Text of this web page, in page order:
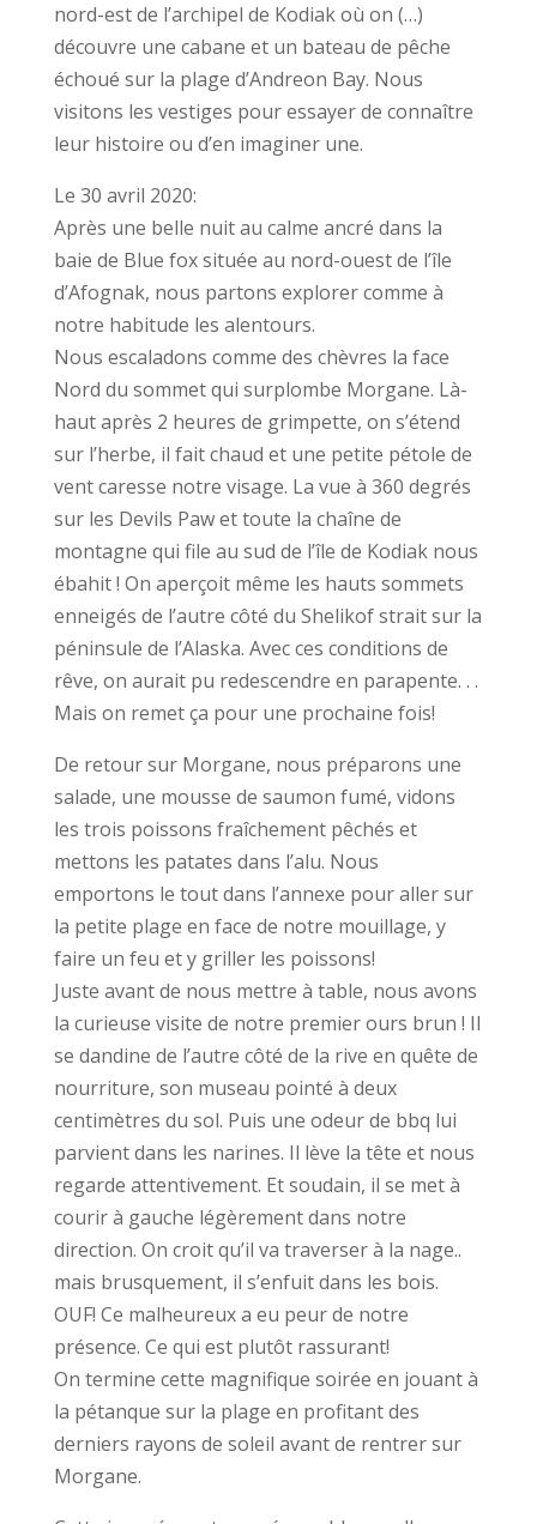
nord-est de l’archipel de Kodiak où on (…)
découvre une cabane et un bateau de pêche
échoué sur la plage d’Andreon Bay. Nous
visitons les vestiges pour essayer de connaître
leur histoire ou d’en imaginer une.
Le 30 avril 2020:
Après une belle nuit au calme ancré dans la
baie de Blue fox située au nord-ouest de l’île
d’Afognak, nous partons explorer comme à
notre habitude les alentours.
Nous escaladons comme des chèvres la face
Nord du sommet qui surplombe Morgane. Là-
haut après 2 heures de grimpette, on s’étend
sur l’herbe, il fait chaud et une petite pétole de
vent caresse notre visage. La vue à 360 degrés
sur les Devils Paw et toute la chaîne de
montagne qui file au sud de l’île de Kodiak nous
ébahit ! On aperçoit même les hauts sommets
enneigés de l’autre côté du Shelikof strait sur la
péninsule de l’Alaska. Avec ces conditions de
rêve, on aurait pu redescendre en parapente. . .
Mais on remet ça pour une prochaine fois!
De retour sur Morgane, nous préparons une
salade, une mousse de saumon fumé, vidons
les trois poissons fraîchement pêchés et
mettons les patates dans l’alu. Nous
emportons le tout dans l’annexe pour aller sur
la petite plage en face de notre mouillage, y
faire un feu et y griller les poissons!
Juste avant de nous mettre à table, nous avons
la curieuse visite de notre premier ours brun ! Il
se dandine de l’autre côté de la rive en quête de
nourriture, son museau pointé à deux
centimètres du sol. Puis une odeur de bbq lui
parvient dans les narines. Il lève la tête et nous
regarde attentivement. Et soudain, il se met à
courir à gauche légèrement dans notre
direction. On croit qu’il va traverser à la nage..
mais brusquement, il s’enfuit dans les bois.
OUF! Ce malheureux a eu peur de notre
présence. Ce qui est plutôt rassurant!
On termine cette magnifique soirée en jouant à
la pétanque sur la plage en profitant des
derniers rayons de soleil avant de rentrer sur
Morgane.